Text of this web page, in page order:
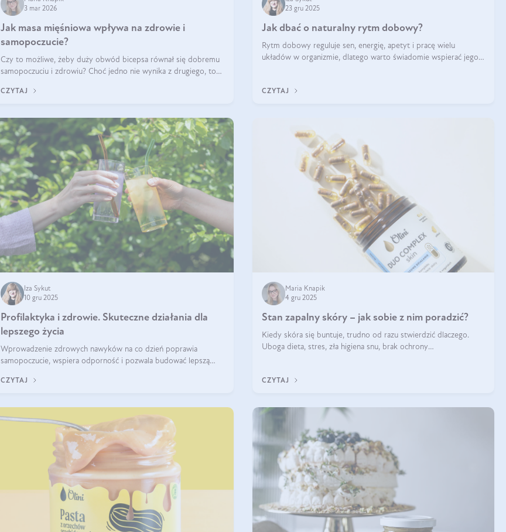
3 mar 2026
Jak masa mięśniowa wpływa na zdrowie i
samopoczucie?
Czy to możliwe, żeby duży obwód bicepsa równał się dobremu
samopoczuciu i zdrowiu? Choć jedno nie wynika z drugiego, to
poprawić jakość życia. W jaki sposób? W tym wpisie wszystko
CZYTAJ
23 gru 2025
Jak dbać o naturalny rytm dobowy?
Rytm dobowy reguluje sen, energię, apetyt i pracę wielu
układów w organizmie, dlatego warto świadomie wspierać jego
CZYTAJ
Iza Sykut
10 gru 2025
Profilaktyka i zdrowie. Skuteczne działania dla
lepszego życia
Wprowadzenie zdrowych nawyków na co dzień poprawia
samopoczucie, wspiera odporność i pozwala budować lepszą
CZYTAJ
Maria Knapik
4 gru 2025
Stan zapalny skóry – jak sobie z nim poradzić?
Kiedy skóra się buntuje, trudno od razu stwierdzić dlaczego.
Uboga dieta, stres, zła higiena snu, brak ochrony
CZYTAJ